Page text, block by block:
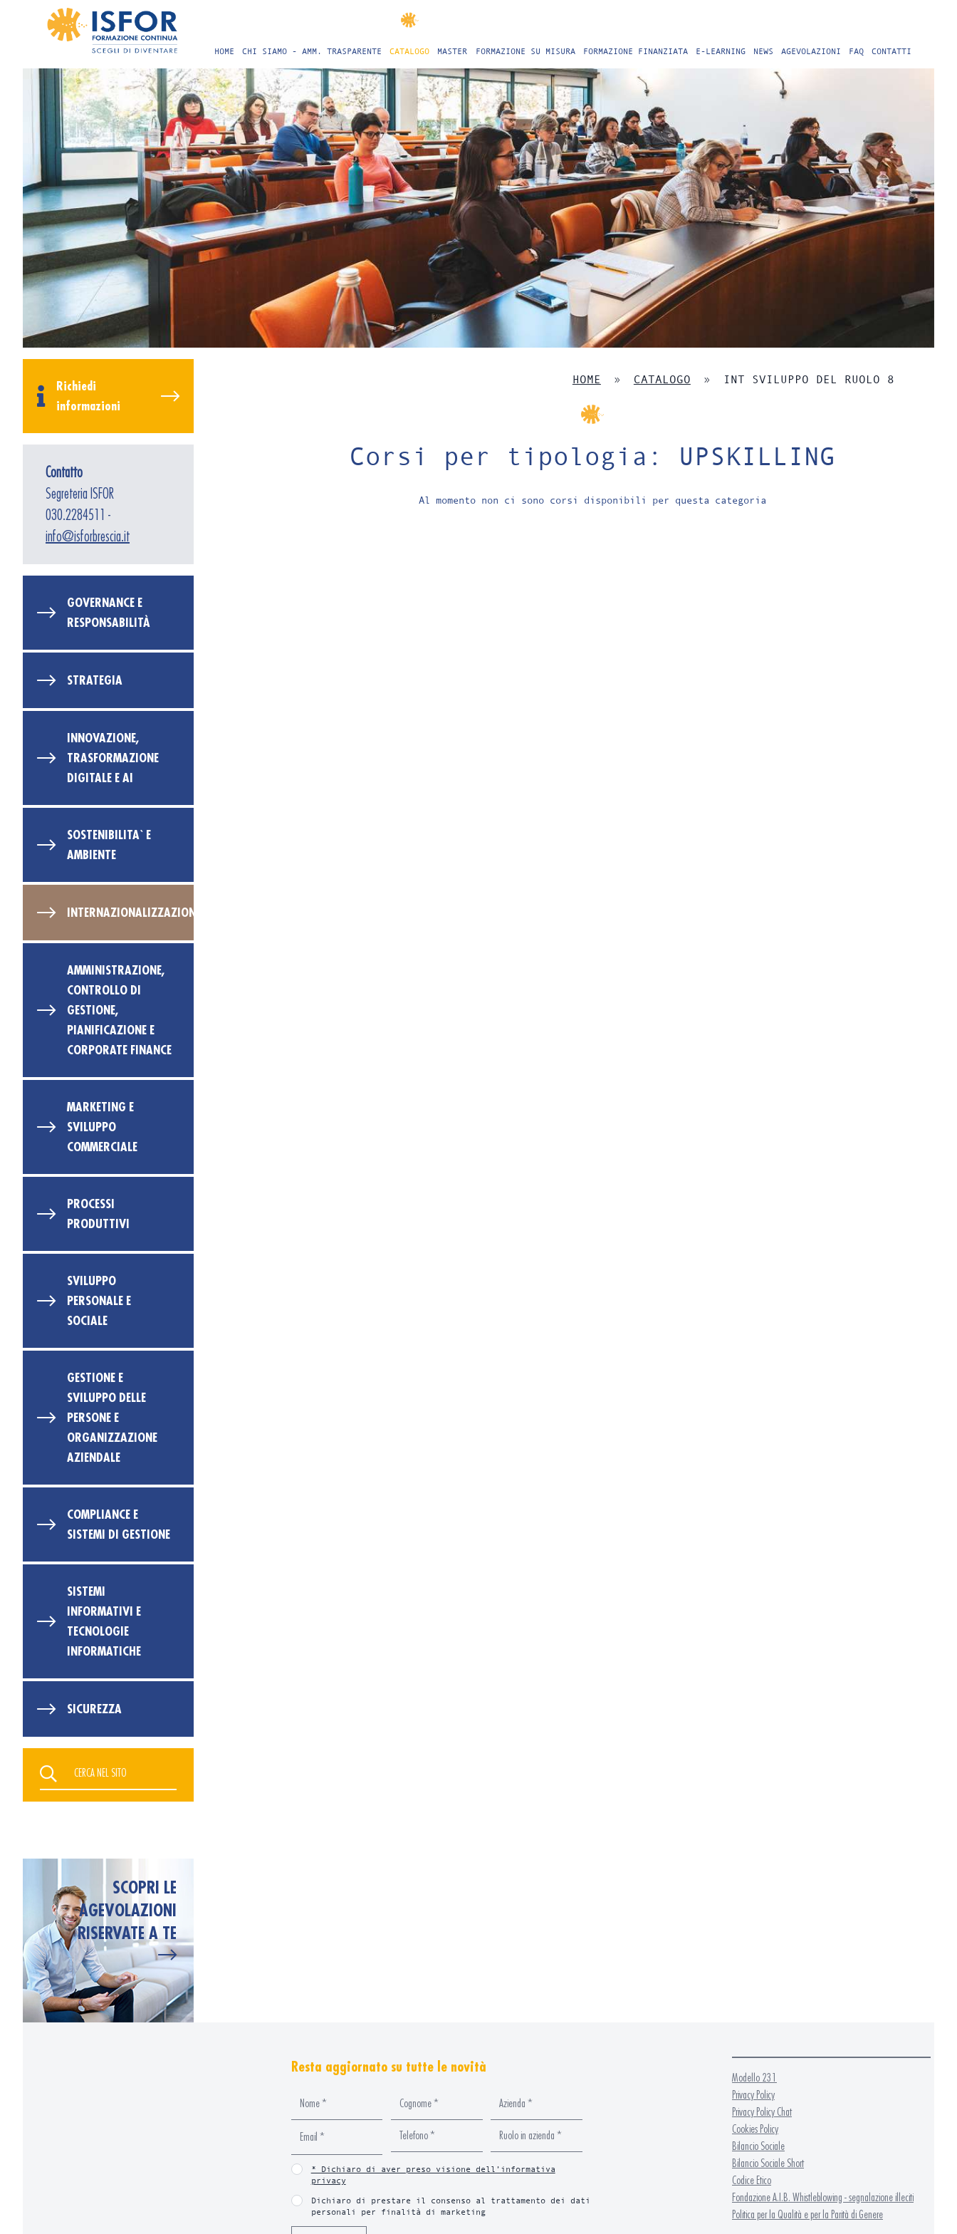
HOME CHI SIAMO - AMM. TRASPARENTE CATALOGO MASTER FORMAZIONE SU MISURA FORMAZIONE FINANZIATA E-LEARNING NEWS AGEVOLAZIONI FAQ CONTATTI
Richiedi
informazioni
Contatto
Segreteria ISFOR
030.2284511 -
info@isforbrescia.it
GOVERNANCE E
RESPONSABILITÀ
STRATEGIA
INNOVAZIONE,
TRASFORMAZIONE
DIGITALE E AI
SOSTENIBILITA` E
AMBIENTE
INTERNAZIONALIZZAZIONE
AMMINISTRAZIONE,
CONTROLLO DI
GESTIONE,
PIANIFICAZIONE E
CORPORATE FINANCE
MARKETING E
SVILUPPO
COMMERCIALE
PROCESSI
PRODUTTIVI
SVILUPPO
PERSONALE E
SOCIALE
GESTIONE E
SVILUPPO DELLE
PERSONE E
ORGANIZZAZIONE
AZIENDALE
COMPLIANCE E
SISTEMI DI GESTIONE
SISTEMI
INFORMATIVI E
TECNOLOGIE
INFORMATICHE
SICUREZZA
SCOPRI LE
AGEVOLAZIONI
RISERVATE A TE
HOME » CATALOGO » INT SVILUPPO DEL RUOLO 8
Corsi per tipologia: UPSKILLING
Al momento non ci sono corsi disponibili per questa categoria
Resta aggiornato su tutte le novità
* Dichiaro di aver preso visione dell’informativa
privacy
Dichiaro di prestare il consenso al trattamento dei dati
personali per finalità di marketing
Modello 231
Privacy Policy
Privacy Policy Chat
Cookies Policy
Bilancio Sociale
Bilancio Sociale Short
Codice Etico
Fondazione A.I.B. Whistleblowing - segnalazione illeciti
Politica per la Qualità e per la Parità di Genere